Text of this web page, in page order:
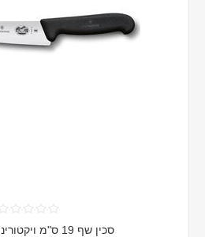
סכין שף 19 ס"מ ויקטורינוקס פיברוקס